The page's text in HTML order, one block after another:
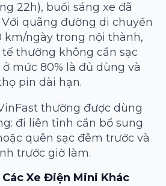
22h), buổi sáng xe đã
quãng đường di chuyển
km/ngày trong nội thành,
thường không cần sạc
ở mức 80% là đủ dùng và
pin dài hạn.
thường được dùng
đi liên tỉnh cần bổ sung
quên sạc đêm trước và
trước giờ làm.
Các Xe Điện Mini Khác